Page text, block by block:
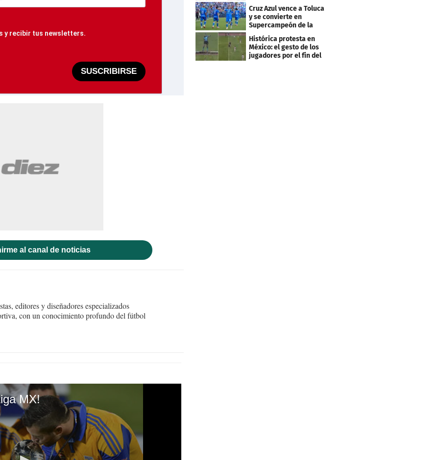
y recibir tus newsletters.
SUSCRIBIRSE
al canal de noticias
editores y diseñadores especializados
con un conocimiento profundo del fútbol
MX!
Cruz Azul vence a Toluca
y se convierte en
Supercampeón de la
Liga mexicana
Histórica protesta en
México: el gesto de los
jugadores por el fin del